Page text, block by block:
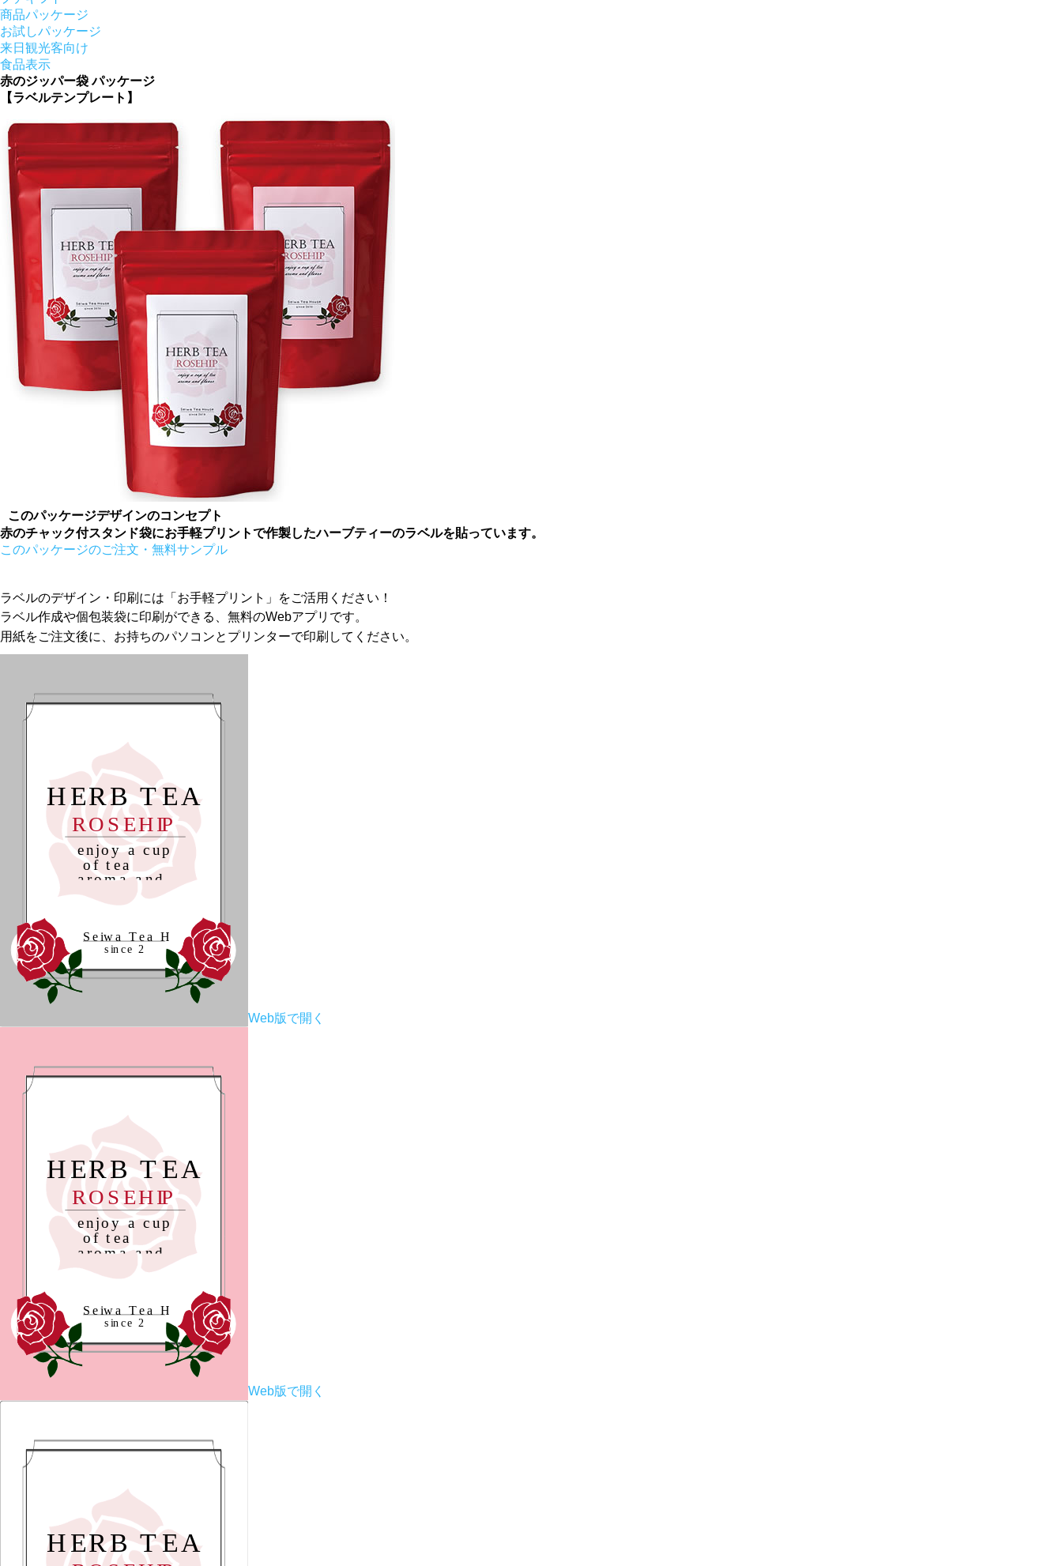
商品パッケージ
お試しパッケージ
来日観光客向け
食品表示
赤のジッパー袋 パッケージ
【ラベルテンプレート】
このパッケージデザインのコンセプト
赤のチャック付スタンド袋にお手軽プリントで作製したハーブティーのラベルを貼っています。
このパッケージのご注文・無料サンプル
ラベルのデザイン・印刷には「お手軽プリント」をご活用ください！
ラベル作成や個包装袋に印刷ができる、無料のWebアプリです。
用紙をご注文後に、お持ちのパソコンとプリンターで印刷してください。
Web版で開く
Web版で開く